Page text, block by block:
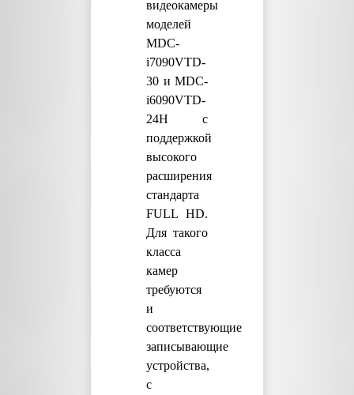
видеокамеры
моделей
MDC-
i7090VTD-
30 и MDC-
i6090VTD-
24H с
поддержкой
высокого
расширения
стандарта
FULL HD.
Для такого
класса
камер
требуются
и
соответствующие
записывающие
устройства,
с